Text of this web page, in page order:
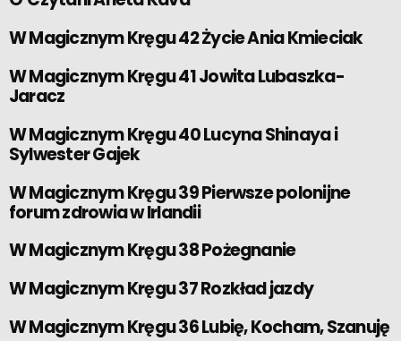
W Magicznym Kręgu 42 Życie Ania Kmieciak
W Magicznym Kręgu 41 Jowita Lubaszka-
Jaracz
W Magicznym Kręgu 40 Lucyna Shinaya i
Sylwester Gajek
W Magicznym Kręgu 39 Pierwsze polonijne
forum zdrowia w Irlandii
W Magicznym Kręgu 38 Pożegnanie
W Magicznym Kręgu 37 Rozkład jazdy
W Magicznym Kręgu 36 Lubię, Kocham, Szanuję